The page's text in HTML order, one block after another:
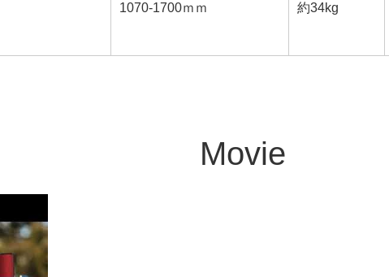
1070-1700ｍｍ 約34kg
Movie